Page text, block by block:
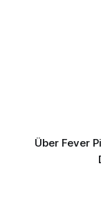
Über Fever